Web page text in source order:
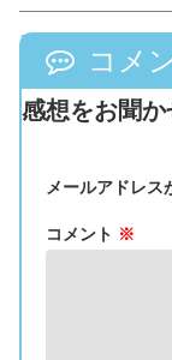
コメ
感想をお聞か
メールアドレス
コメント ※